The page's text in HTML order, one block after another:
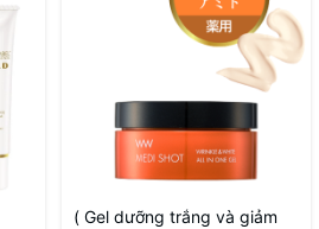
( Gel dưỡng trắng và giảm